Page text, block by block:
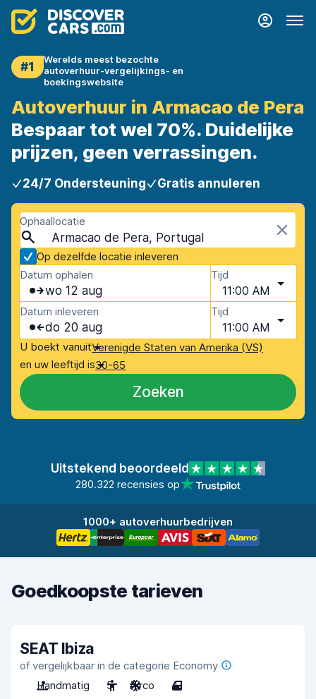
#1
Werelds meest bezochte
autoverhuur-vergelijkings- en
boekingswebsite
Autoverhuur in Armacao de Pera
Bespaar tot wel 70%. Duidelijke
prijzen, geen verrassingen.
24/7 Ondersteuning Gratis annuleren
Ophaallocatie
Armacao de Pera, Portugal
Op dezelfde locatie inleveren
Datum ophalen
wo 12 aug
Tijd
11:00 AM
Datum inleveren
do 20 aug
Tijd
11:00 AM
U boekt vanuitVerenigde Staten van Amerika (VS)
en uw leeftijd is30-65
Zoeken
Uitstekend beoordeeld
280.322 recensies op
1000+ autoverhuurbedrijven
Goedkoopste tarieven
SEAT Ibiza
of vergelijkbaar in de categorie Economy
Handmatig
5 Airco 4